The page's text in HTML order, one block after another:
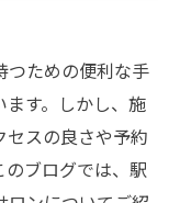
つための便利な手
す。しかし、施
スの良さや予約
のブログでは、駅